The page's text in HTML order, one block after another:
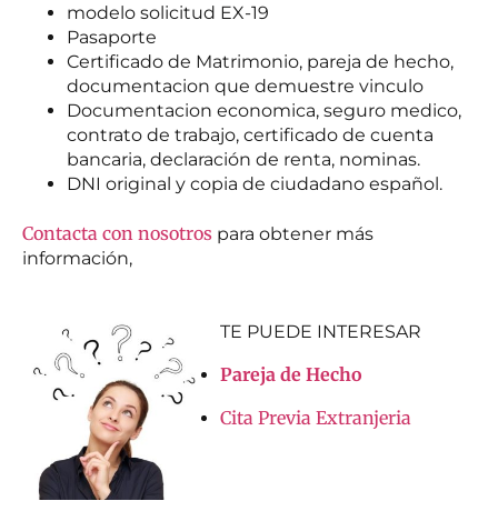
modelo solicitud EX-19
Pasaporte
Certificado de Matrimonio, pareja de hecho,
documentacion que demuestre vinculo
Documentacion economica, seguro medico,
contrato de trabajo, certificado de cuenta
bancaria, declaración de renta, nominas.
DNI original y copia de ciudadano español.
Contacta con nosotros para obtener más
información,
TE PUEDE INTERESAR
Pareja de Hecho
Cita Previa Extranjeria